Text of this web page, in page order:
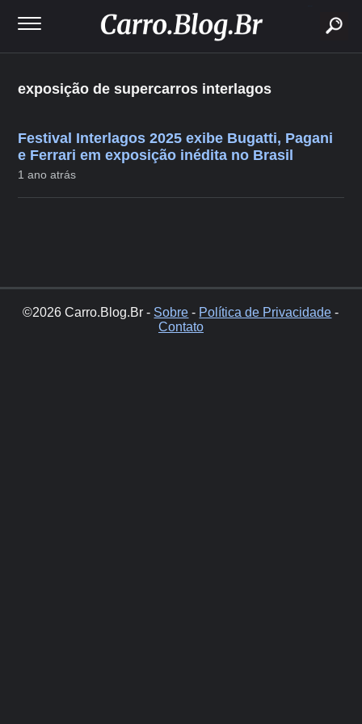
exposição de supercarros interlagos
Festival Interlagos 2025 exibe Bugatti, Pagani
e Ferrari em exposição inédita no Brasil
1 ano atrás
©2026 Carro.Blog.Br - Sobre - Política de Privacidade -
Contato